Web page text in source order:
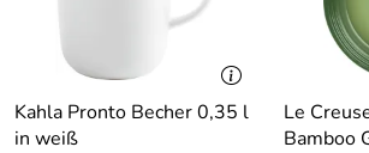
Kahla Pronto Becher 0,35 l
in weiß
Le
Bamboo